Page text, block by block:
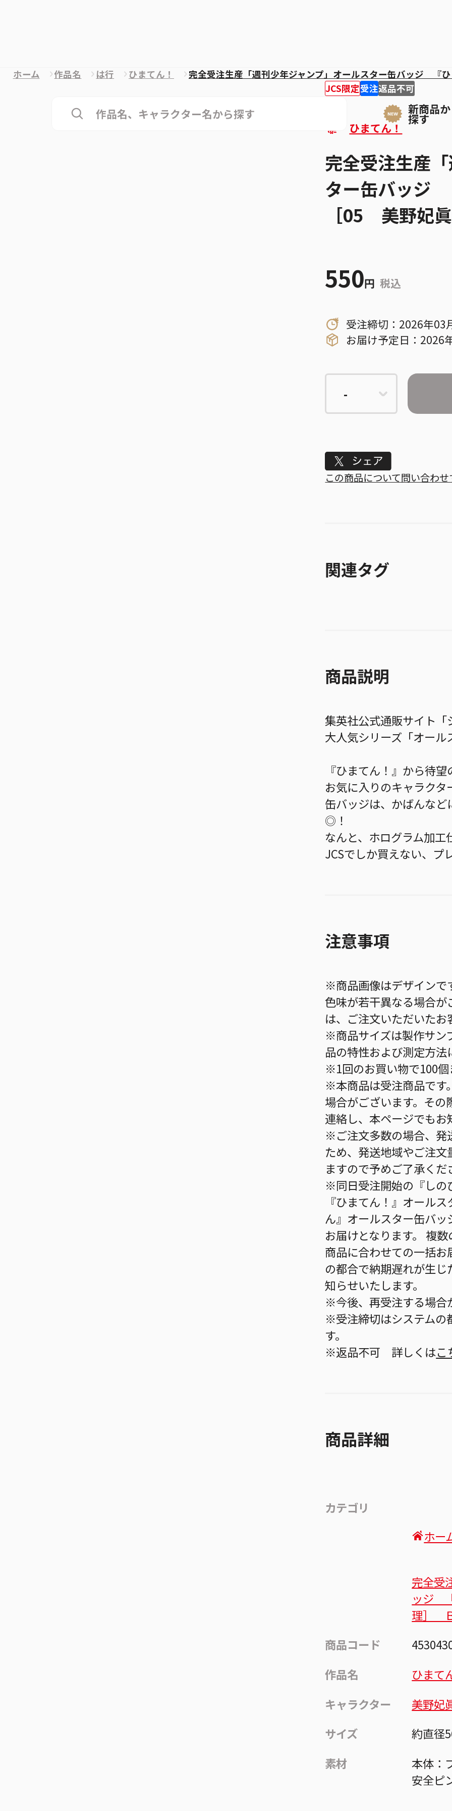
新商品
探す
ホーム 作品名 は行 ひまてん！ 完全受注生産「週刊少年ジャンプ」オールスター缶バッジ
JCS限定受注返品不可
ひまてん！
完全受注生産
ター缶バッ
［05 美野妃
550円 税込
受注締切：2026年03
お届け予定日：2026
Tweet
この商品について問い合わ
関連タグ
商品説明
集英社公式通販サイト「
大人気シリーズ「オー
『ひまてん！』から待
お気に入りのキャラク
缶バッジは、かばんな
◎！
なんと、ホログラム加
JCSでしか買えない、プ
注意事項
※商品画像はデザインで
色味が若干異なる場合
は、ご注文いただいた
※商品サイズは製作サン
品の特性および測定方
※1回のお買い物で100
※本商品は受注商品です
場合がございます。そ
連絡し、本ページでもお
※ご注文多数の場合、発
ため、発送地域やご注
ますので予めご了承くだ
※同日受注開始の『しの
『ひまてん！』オール
ん』オールスター缶バ
お届けとなります。 複
商品に合わせての一括
の都合で納期遅れが生
知らせいたします。
※今後、再受注する場合
※受注締切はシステムの
す。
※返品不可 詳しくはこ
商品詳細
カテゴリ
ホー
完全受
ッジ
理］
商品コード
作品名
ひまて
キャラクター
美野妃
サイズ
約直径
素材
本体：
安全ピ